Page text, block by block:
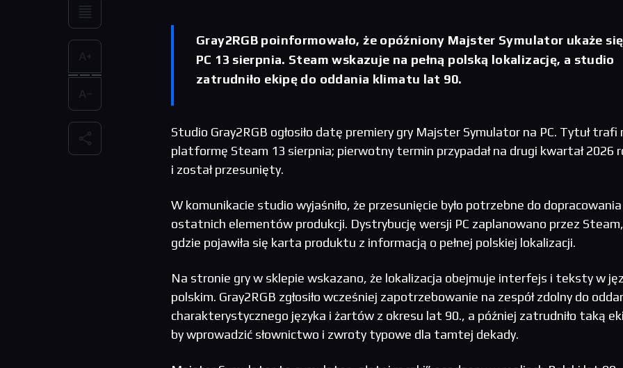
Gray2RGB poinformowało, że opóźniony Majster Symulator ukaże
PC 13 sierpnia. Steam wskazuje na pełną polską lokalizację, a studio
zatrudniło ekipę do oddania klimatu lat 90.
Studio Gray2RGB ogłosiło datę premiery gry Majster Symulator na PC. Tytuł trafi
platformę Steam 13 sierpnia; pierwotny termin przypadał na drugi kwartał 2026
i został przesunięty.
W komunikacie studio wyjaśniło, że przesunięcie było potrzebne do dopracowania
ostatnich elementów produkcji. Dystrybucję wersji PC zaplanowano przez Steam,
gdzie pojawiła się karta produktu z informacją o pełnej polskiej lokalizacji.
Na stronie gry w sklepie wskazano, że lokalizacja obejmuje interfejs i teksty w
polskim. Gray2RGB zgłosiło wcześniej zapotrzebowanie na zespół zdolny do
charakterystycznego języka i żartów z okresu lat 90., a później zatrudniło taką
by wprowadzić słownictwo i zwroty typowe dla tamtej dekady.